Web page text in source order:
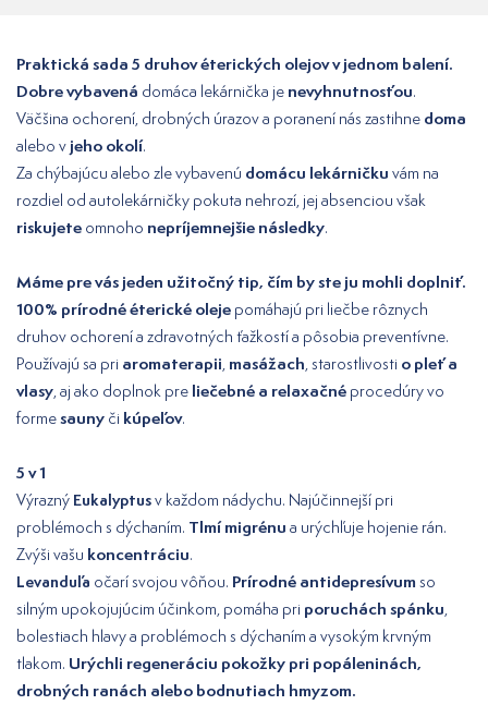
Praktická sada 5 druhov éterických olejov v jednom balení.
Dobre vybavená domáca lekárnička je nevyhnutnosťou.
Väčšina ochorení, drobných úrazov a poranení nás zastihne doma
alebo v jeho okolí.
Za chýbajúcu alebo zle vybavenú domácu lekárničku vám na
rozdiel od autolekárničky pokuta nehrozí, jej absenciou však
riskujete omnoho nepríjemnejšie následky.
Máme pre vás jeden užitočný tip, čím by ste ju mohli doplniť.
100% prírodné éterické oleje pomáhajú pri liečbe rôznych
druhov ochorení a zdravotných ťažkostí a pôsobia preventívne.
Používajú sa pri aromaterapii masážach , starostlivosti o pleť a
vlasy , aj ako doplnok pre liečebné a relaxačné procedúry vo
formesauny či kúpeľov.
5 v 1
Výrazný Eukalyptusv každom nádychu. Najúčinnejší pri
problémoch s dýchaním. Tlmí migrénu a urýchľuje hojenie rán.
Zvýši vašu koncentráciu.
Levanduľa očarí svojou vôňou. Prírodné antidepresívum so
silným upokojujúcim účinkom, pomáha pri poruchách spánku
bolestiach hlavy a problémoch s dýchaním a vysokým krvným
tlakom. Urýchli regeneráciu pokožky pri popáleninách,
drobných ranách alebo bodnutiach hmyzom.